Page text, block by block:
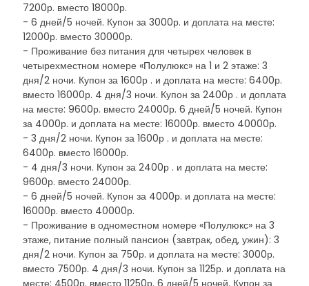
7200р. вместо 18000р.
- 6 дней/5 ночей. Купон за 3000р. и доплата на месте:
12000р. вместо 30000р.
- Проживание без питания для четырех человек в
четырехместном номере «Полулюкс» на 1 и 2 этаже: 3
дня/2 ночи. Купон за 1600р . и доплата на месте: 6400р.
вместо 16000р. 4 дня/3 ночи. Купон за 2400р . и доплата
на месте: 9600р. вместо 24000р. 6 дней/5 ночей. Купон
за 4000р. и доплата на месте: 16000р. вместо 40000р.
- 3 дня/2 ночи. Купон за 1600р . и доплата на месте:
6400р. вместо 16000р.
- 4 дня/3 ночи. Купон за 2400р . и доплата на месте:
9600р. вместо 24000р.
- 6 дней/5 ночей. Купон за 4000р. и доплата на месте:
16000р. вместо 40000р.
- Проживание в одноместном номере «Полулюкс» на 3
этаже, питание полный пансион (завтрак, обед, ужин): 3
дня/2 ночи. Купон за 750р. и доплата на месте: 3000р.
вместо 7500р. 4 дня/3 ночи. Купон за 1125р. и доплата на
месте: 4500р. вместо 11250р. 6 дней/5 ночей. Купон за